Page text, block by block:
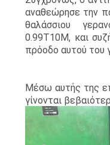
ΠΟΛΙΤΙΚΉ
ΑΠΟΡΡΉΤΟΥ
αναθεώρησε την
θαλάσσιου
0.99T10M, και
πρόοδο αυτού του
Μέσω αυτής της
γίνονται